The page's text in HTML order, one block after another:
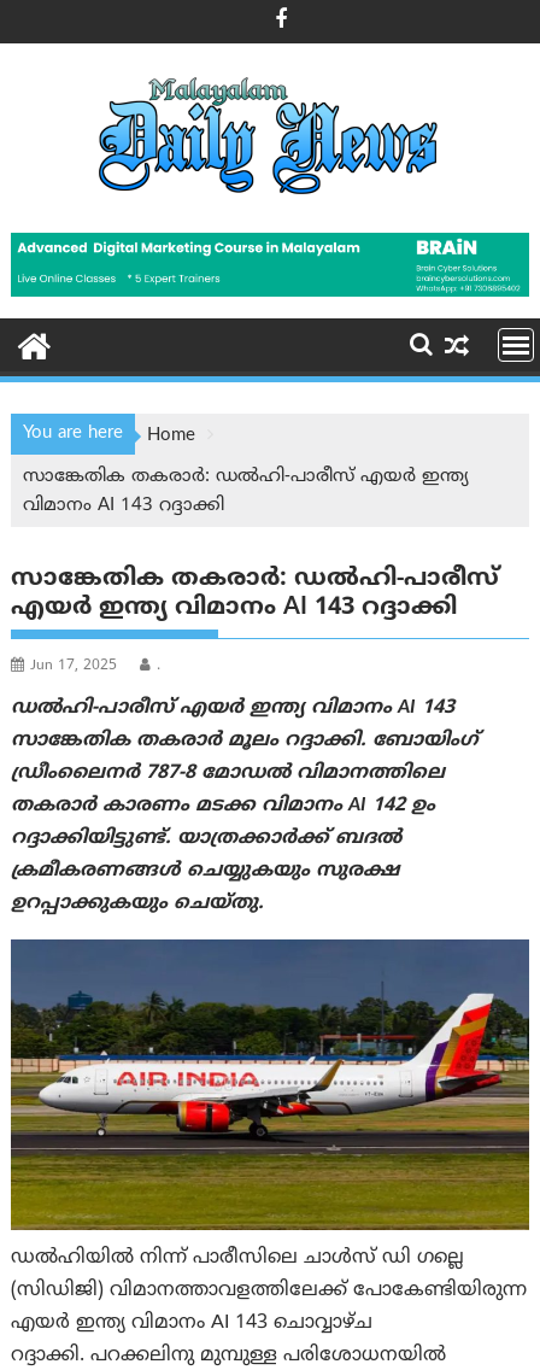
to
You are here
Home
സാങ്കേതിക തകരാര്‍: ഡൽഹി-പാരീസ് എയർ ഇന്ത്യ
വിമാനം AI 143 റദ്ദാക്കി
സാങ്കേതിക തകരാര്‍: ഡൽഹി-പാരീസ്
എയർ ഇന്ത്യ വിമാനം AI 143 റദ്ദാക്കി
Jun 17, 2025 .
ഡൽഹി-പാരീസ് എയർ ഇന്ത്യ വിമാനം AI 143
സാങ്കേതിക തകരാർ മൂലം റദ്ദാക്കി. ബോയിംഗ്
ഡ്രീംലൈനർ 787-8 മോഡൽ വിമാനത്തിലെ
തകരാർ കാരണം മടക്ക വിമാനം AI 142 ഉം
റദ്ദാക്കിയിട്ടുണ്ട്. യാത്രക്കാര്‍ക്ക് ബദൽ
ക്രമീകരണങ്ങൾ ചെയ്യുകയും സുരക്ഷ
ഉറപ്പാക്കുകയും ചെയ്തു.
ഡൽഹിയിൽ നിന്ന് പാരീസിലെ ചാൾസ് ഡി ഗല്ലെ
(സിഡിജി) വിമാനത്താവളത്തിലേക്ക് പോകേണ്ടിയിരുന്ന
എയർ ഇന്ത്യ വിമാനം AI 143 ചൊവ്വാഴ്ച
റദ്ദാക്കി. പറക്കലിനു മുമ്പുള്ള പരിശോധനയിൽ